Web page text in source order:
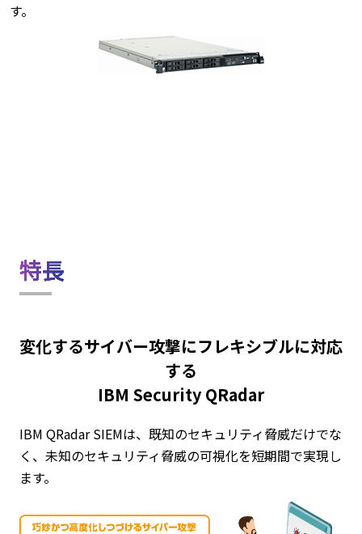
す。
特長
変化するサイバー攻撃にフレキシブルに対応
する
IBM Security QRadar
IBM QRadar SIEMは、既知のセキュリティ脅威だけでな
く、未知のセキュリティ脅威の可視化を短期間で実現し
ます。